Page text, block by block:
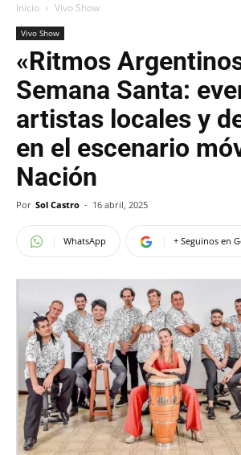
Inicio Vivo Show
Vivo Show
«Ritmos
Semana Santa:
artistas locales y
en el escenario
Nación
Por Sol Castro - 16 abril, 2025
WhatsApp + Seguinos en